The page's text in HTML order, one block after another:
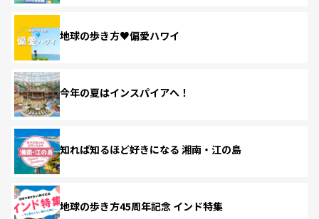
地球の歩き方♥偏愛ハワイ
今年の夏はインスパイアへ！
知れば知るほど好きになる 湘南・江の島
地球の歩き方45周年記念 インド特集